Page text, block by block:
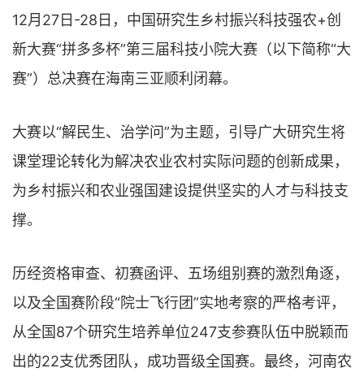
12月27日-28日，中国研究生乡村振兴科技强农+创
新大赛“拼多多杯”第三届科技小院大赛（以下简称“大
赛”）总决赛在海南三亚顺利闭幕。
大赛以“解民生、治学问”为主题，引导广大研究生将
课堂理论转化为解决农业农村实际问题的创新成果，
为乡村振兴和农业强国建设提供坚实的人才与科技支
撑。
历经资格审查、初赛函评、五场组别赛的激烈角逐，
以及全国赛阶段“院士飞行团”实地考察的严格考评，
从全国87个研究生培养单位247支参赛队伍中脱颖而
出的22支优秀团队，成功晋级全国赛。最终，河南农